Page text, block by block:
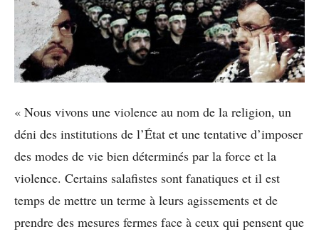
« Nous vivons une violence au nom de la religion, un
déni des institutions de l’État et une tentative d’imposer
des modes de vie bien déterminés par la force et la
violence. Certains salafistes sont fanatiques et il est
temps de mettre un terme à leurs agissements et de
prendre des mesures fermes face à ceux qui pensent que